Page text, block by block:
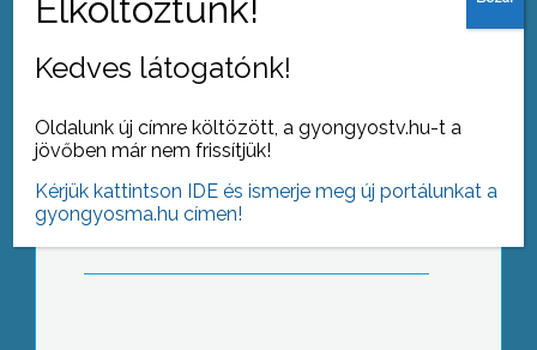
A Gyönyösi Műhely hagyományosan
szeptemberben szokta alkotóinak
legújabb munkáit bemutatni a Fő tér
Galériában
Kedves látogatónk!
Oldalunk új címre költözött, a gyongyostv.hu-t a
jövőben már nem frissítjük!
Kérjük kattintson IDE és ismerje meg új portálunkat a
gyongyosma.hu címen!